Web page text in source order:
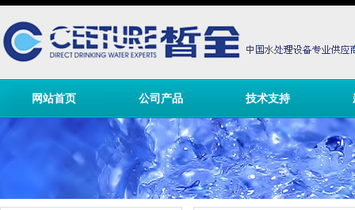
网站首页 公司产品 技术支持